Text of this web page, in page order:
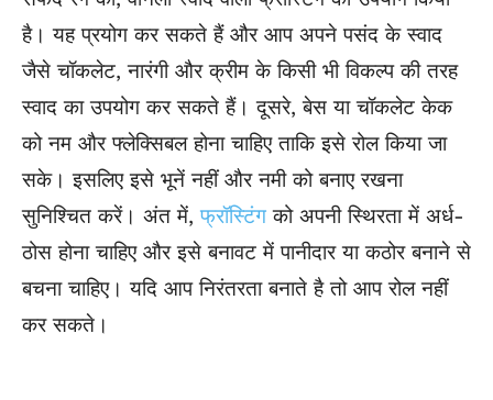
है। यह प्रयोग कर सकते हैं और आप अपने पसंद के स्वाद
जैसे चॉकलेट, नारंगी और क्रीम के किसी भी विकल्प की तरह
स्वाद का उपयोग कर सकते हैं। दूसरे, बेस या चॉकलेट केक
को नम और फ्लेक्सिबल होना चाहिए ताकि इसे रोल किया जा
सके। इसलिए इसे भूनें नहीं और नमी को बनाए रखना
सुनिश्चित करें। अंत में,फ्रॉस्टिंग को अपनी स्थिरता में अर्ध-
ठोस होना चाहिए और इसे बनावट में पानीदार या कठोर बनाने से
बचना चाहिए। यदि आप निरंतरता बनाते है तो आप रोल नहीं
कर सकते।